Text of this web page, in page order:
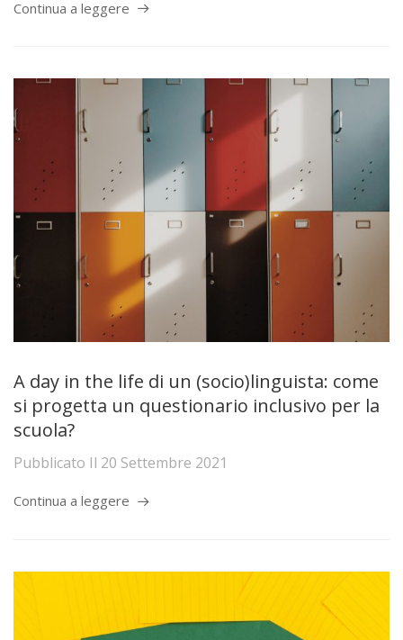
Continua a leggere
A day in the life di un (socio)linguista: come
si progetta un questionario inclusivo per la
scuola?
Pubblicato Il 20 Settembre 2021
Continua a leggere